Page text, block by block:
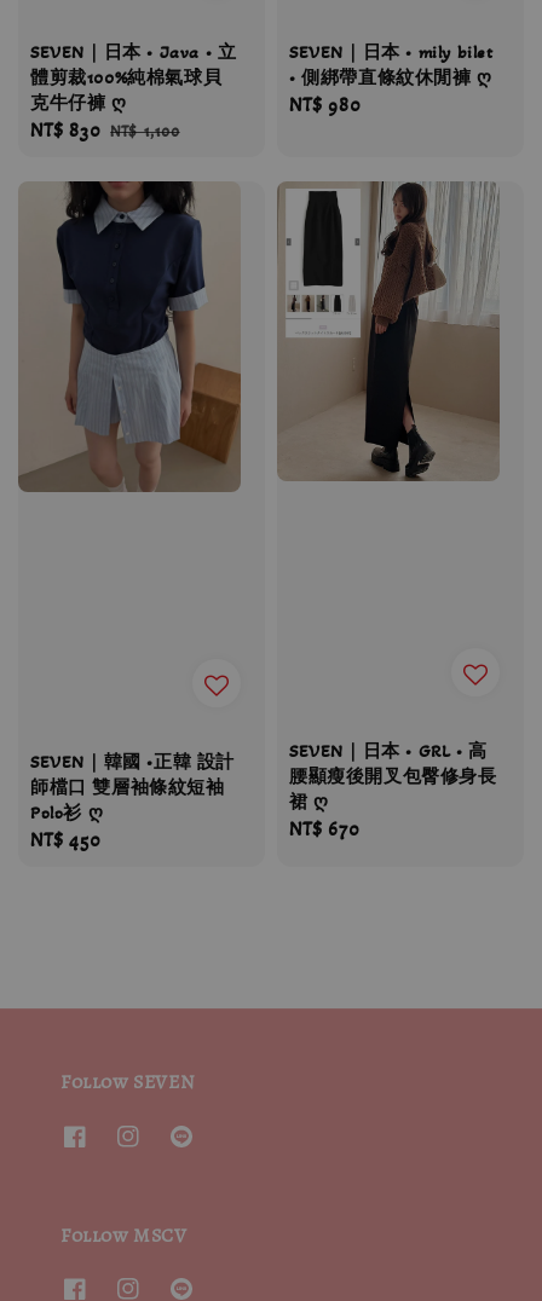
SEVEN｜日本 • Java • 立
體剪裁100%純棉氣球貝
克牛仔褲 ღ
Sale
NT$ 830 Regular
NT$ 1,100
SEVEN｜日本 • mily bilet
• 側綁帶直條紋休閒褲 ღ
Regular
NT$ 980
SEVEN｜韓國 •正韓 設計
師檔口 雙層袖條紋短袖
Polo衫 ღ
Regular
NT$ 450
SEVEN｜日本 • GRL • 高
腰顯瘦後開叉包臀修身長
裙 ღ
Regular
NT$ 670
Follow SEVEN
Follow MSCV